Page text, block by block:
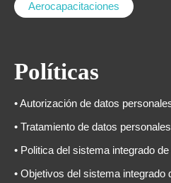
Aerocapacitaciones
Políticas
• Autorización de datos
• Tratamiento de datos personales
• Politica del sistema integrado
• Objetivos del sistema integrado